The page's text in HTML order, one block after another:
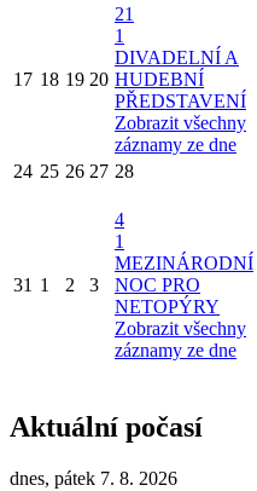
17 18 19 20
21
1
DIVADELNÍ A
HUDEBNÍ
PŘEDSTAVENÍ
Zobrazit všechny
záznamy ze dne
24 25 26 27 28
31 1 2 3
4
1
MEZINÁRODNÍ
NOC PRO
NETOPÝRY
Zobrazit všechny
záznamy ze dne
Aktuální počasí
dnes, pátek 7. 8. 2026